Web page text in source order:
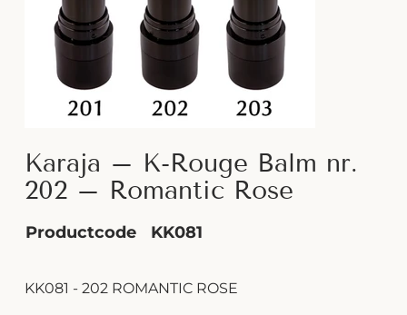
Karaja – K-Rouge Balm nr.
202 – Romantic Rose
Productcode KK081
KK081 - 202 ROMANTIC ROSE